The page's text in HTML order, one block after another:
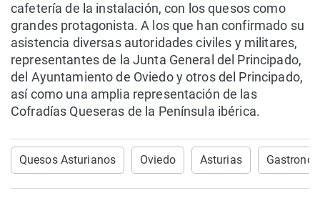
cafetería de la instalación, con los quesos como
grandes protagonista. A los que han confirmado su
asistencia diversas autoridades civiles y militares,
representantes de la Junta General del Principado,
del Ayuntamiento de Oviedo y otros del Principado,
así como una amplia representación de las
Cofradías Queseras de la Península ibérica.
Quesos Asturianos Oviedo Asturias